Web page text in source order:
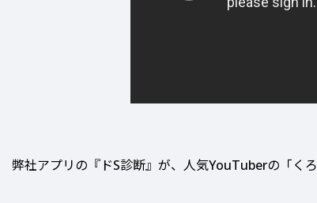
弊社アプリの『ドS診断』が、人気YouTuberの「く